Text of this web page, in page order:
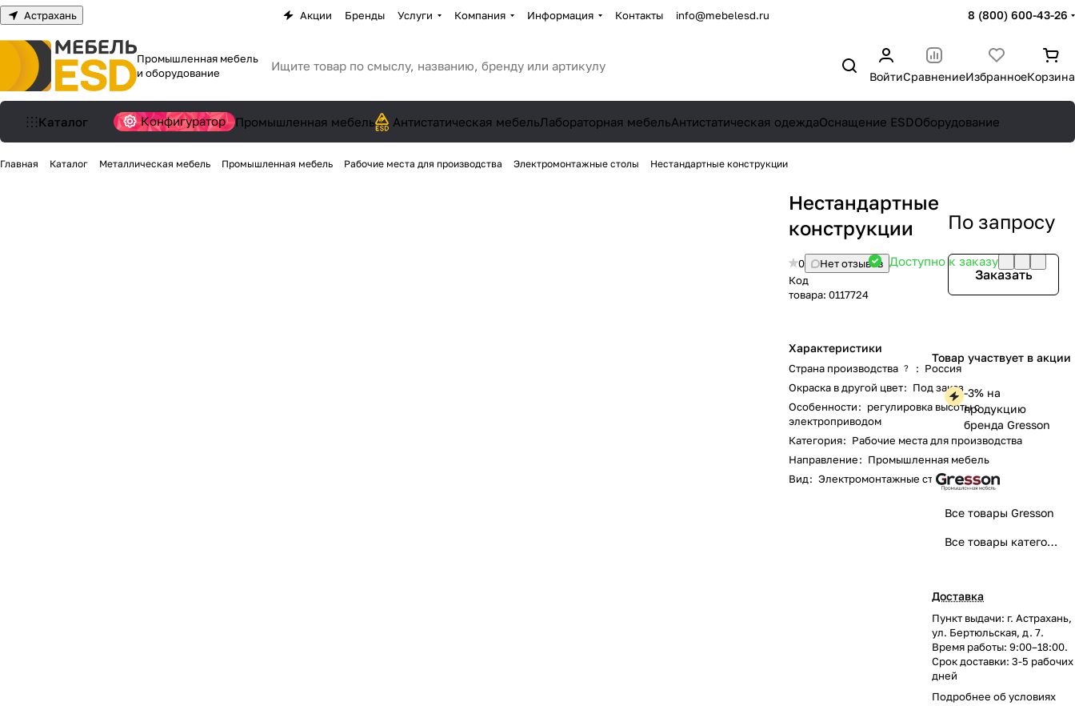
Астрахань Акции Бренды Услуги Компания Информация Контакты info@mebelesd.ru 8 (800) 600-43-26
Промышленная мебель
и оборудование
ВойтиСравнениеИзбранноеКорзина
Каталог Конфигуратор Промышленная мебель Антистатическая мебельЛабораторная мебельАнтистатическая одеждаОснащение ESDОборудование
Главная Каталог Металлическая мебель Промышленная мебель Рабочие места для производства Электромонтажные столы Нестандартные конструкции
Нестандартные
конструкции
0
Нет отзывов
Код
товара: 0117724
Доступно к заказу
Характеристики
Страна производства ? : Россия
Окраска в другой цвет: Под заказ
Особенности: регулировка высоты с
электроприводом
Категория: Рабочие места для производства
Направление: Промышленная мебель
Вид: Электромонтажные столы
По запросу
Заказать
Товар участвует в акции
-3% на
продукцию
бренда Gresson
Все товары Gresson
Все товары категории
Доставка
Пункт выдачи: г. Астрахань,
ул. Бертюльская, д. 7.
Время работы: 9:00–18:00.
Срок доставки: 3-5 рабочих
дней
Подробнее обусловиях